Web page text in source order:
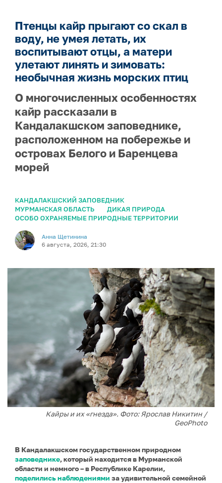
Птенцы кайр прыгают со скал в
воду, не умея летать, их
воспитывают отцы, а матери
улетают линять и зимовать:
необычная жизнь морских птиц
О многочисленных особенностях
кайр рассказали в
Кандалакшском заповеднике,
расположенном на побережье и
островах Белого и Баренцева
морей
КАНДАЛАКШСКИЙ ЗАПОВЕДНИК
МУРМАНСКАЯ ОБЛАСТЬ
ДИКАЯ ПРИРОДА
ОСОБО ОХРАНЯЕМЫЕ ПРИРОДНЫЕ ТЕРРИТОРИИ
Анна Щетинина
6 августа, 2026, 21:30
Кайры и их «гнезда». Фото: Ярослав Никитин /
GeoPhoto
В Кандалакшском государственном природном
заповеднике, который находится в Мурманской
области и немного – в Республике Карелии,
поделились наблюдениями за удивительной семейной